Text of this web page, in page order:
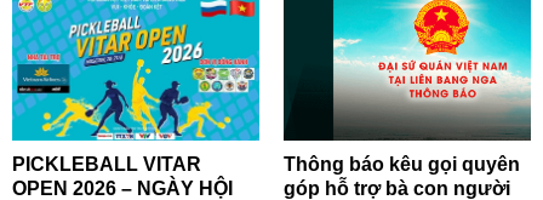
PICKLEBALL VITAR
OPEN 2026 – NGÀY HỘI
Thông báo kêu gọi quyên
góp hỗ trợ bà con người